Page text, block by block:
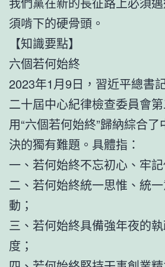
須啃下的硬骨頭。
【知識要點】
六個若何始終
2023年1月9日，習近平總書
二十屆中心紀律檢查委員會
用“六個若何始終”歸納綜合
決的獨有難題。具體指：
一、若何始終不忘初心、牢記
二、若何始終統一思惟、統
動；
三、若何始終具備強年夜的
度；